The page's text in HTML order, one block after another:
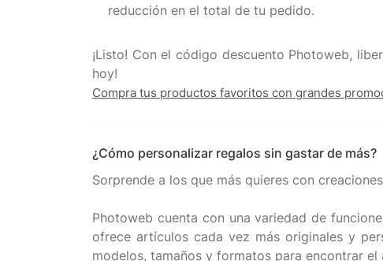
reducción en el total de tu pedido.
¡Listo! Con el código descuento Photoweb,
Compra tus productos favoritos con grandes
¿Cómo personalizar regalos sin gastar de más?
Sorprende a los que más quieres con
Photoweb cuenta con una variedad de
ofrece artículos cada vez más originales y
modelos, tamaños y formatos para encontrar